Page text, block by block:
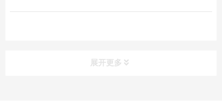
展开更多